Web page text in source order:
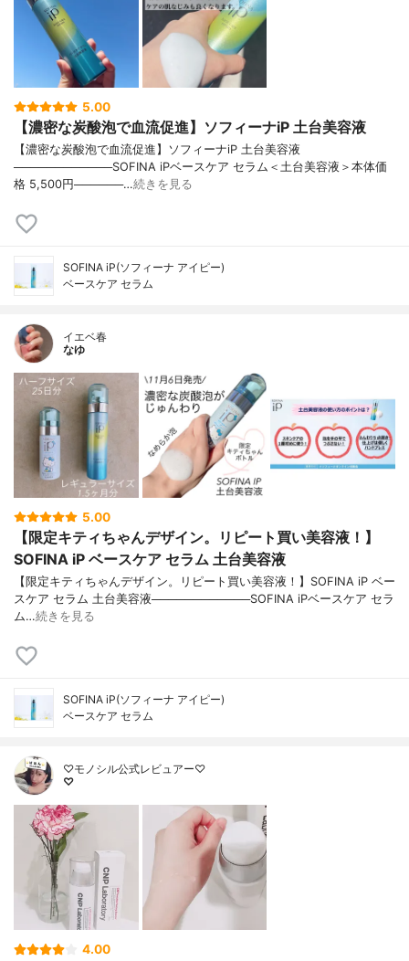
5.00
【濃密な炭酸泡で血流促進】ソフィーナiP 土台美容液
【濃密な炭酸泡で血流促進】ソフィーナiP 土台美容液
────────────SOFINA iPベースケア セラム＜土台美容液＞本体価
格 5,500円──────…続きを見る
SOFINA iP(ソフィーナ アイピー)
ベースケア セラム
イエベ春
なゆ
5.00
【限定キティちゃんデザイン。リピート買い美容液！】
SOFINA iP ベースケア セラム 土台美容液
【限定キティちゃんデザイン。リピート買い美容液！】SOFINA iP ベー
スケア セラム 土台美容液────────────SOFINA iPベースケア セラ
ム…続きを見る
SOFINA iP(ソフィーナ アイピー)
ベースケア セラム
♡モノシル公式レビュアー♡
♡
4.00